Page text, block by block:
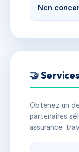
Non
🤝
Obtenez un
partenaires
assurance,